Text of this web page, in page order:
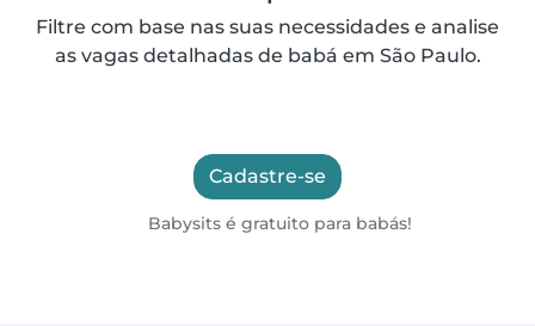
Filtre com base nas suas necessidades e analise
as vagas detalhadas de babá em São Paulo.
Cadastre-se
Babysits é gratuito para babás!